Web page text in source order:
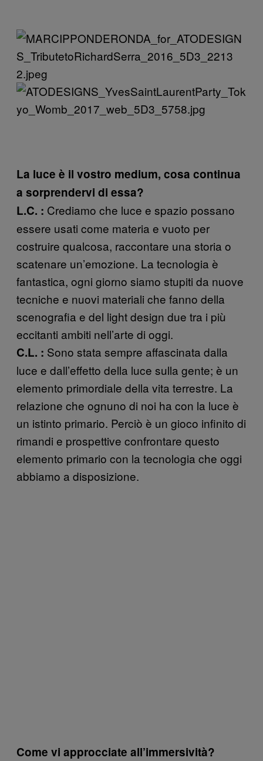
La luce è il vostro medium, cosa continua
a sorprendervi di essa?
L.C. : Crediamo che luce e spazio possano
essere usati come materia e vuoto per
costruire qualcosa, raccontare una storia o
scatenare un’emozione. La tecnologia è
fantastica, ogni giorno siamo stupiti da nuove
tecniche e nuovi materiali che fanno della
scenografia e del light design due tra i più
eccitanti ambiti nell’arte di oggi.
C.L. : Sono stata sempre affascinata dalla
luce e dall’effetto della luce sulla gente; è un
elemento primordiale della vita terrestre. La
relazione che ognuno di noi ha con la luce è
un istinto primario. Perciò è un gioco infinito di
rimandi e prospettive confrontare questo
elemento primario con la tecnologia che oggi
abbiamo a disposizione.
Come vi approcciate all’immersività?